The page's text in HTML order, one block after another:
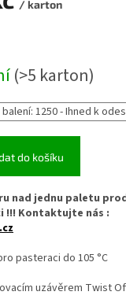
/ karton
(>5 karton)
do košíku
nad jednu paletu
!!! Kontaktujte nás :
pasteraci do 105 °C
uzávěrem Twist